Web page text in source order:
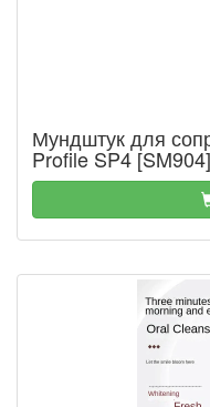
Мундштук для
Profile SP4 [SM904]